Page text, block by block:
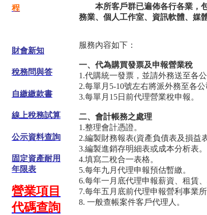
程
財會新知
稅務問與答
自繳繳款書
線上稅務試算
公示資料查詢
固定資產耐用
年限表
營業項目
代碼查詢
本所客戶群已遍佈各行各業，
務業、個人工作室、資訊軟體、媒
服務內容如下：
一、代為購買發票及申報營業稅
1.代購統一發票，並請外務送至各公
2.每單月5-10號左右將派外務至各公
3.每單月15日前代理營業稅申報。
二、會計帳務之處理
1.整理會計憑證。
2.編製財務報表(資產負債表及損益表
3.編製進銷存明細表或成本分析表。
4.填寫二稅合一表格。
5.每年九月代理申報預估暫繳。
6.每年一月底代理申報薪資、租賃
7.每年五月底前代理申報營利事業
8. 一般查帳案件客戶代理人。